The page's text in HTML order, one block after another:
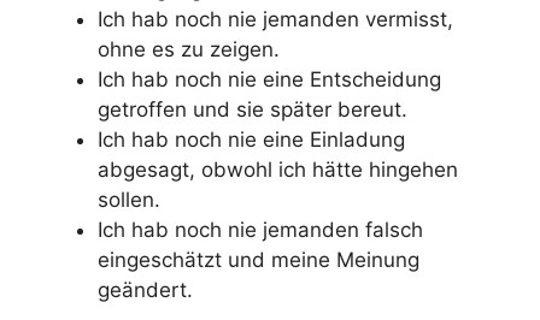
Ich hab noch nie jemanden vermisst,
ohne es zu zeigen.
Ich hab noch nie eine Entscheidung
getroffen und sie später bereut.
Ich hab noch nie eine Einladung
abgesagt, obwohl ich hätte hingehen
sollen.
Ich hab noch nie jemanden falsch
eingeschätzt und meine Meinung
geändert.